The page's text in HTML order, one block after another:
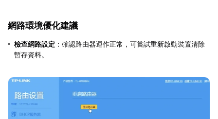
網路環境優化建議
檢查網路設定 ：確認路由器運作正常，可嘗試重新啟動裝置清除
暫存資料。